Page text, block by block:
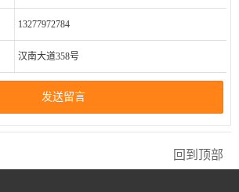
13277972784
汉南大道358号
发送留言
回到顶部